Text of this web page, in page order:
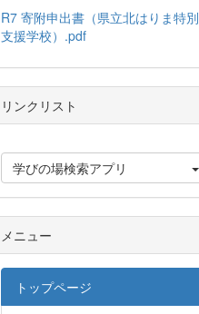
R7 寄附申出書（県立北はりま特別
支援学校）.pdf
リンクリスト
学びの場検索アプリ
メニュー
トップページ